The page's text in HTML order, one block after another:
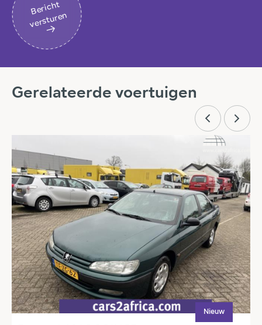
B
eri
c
ht
v
erst
ur
en
Gerelateerde voertuigen
Nieuw